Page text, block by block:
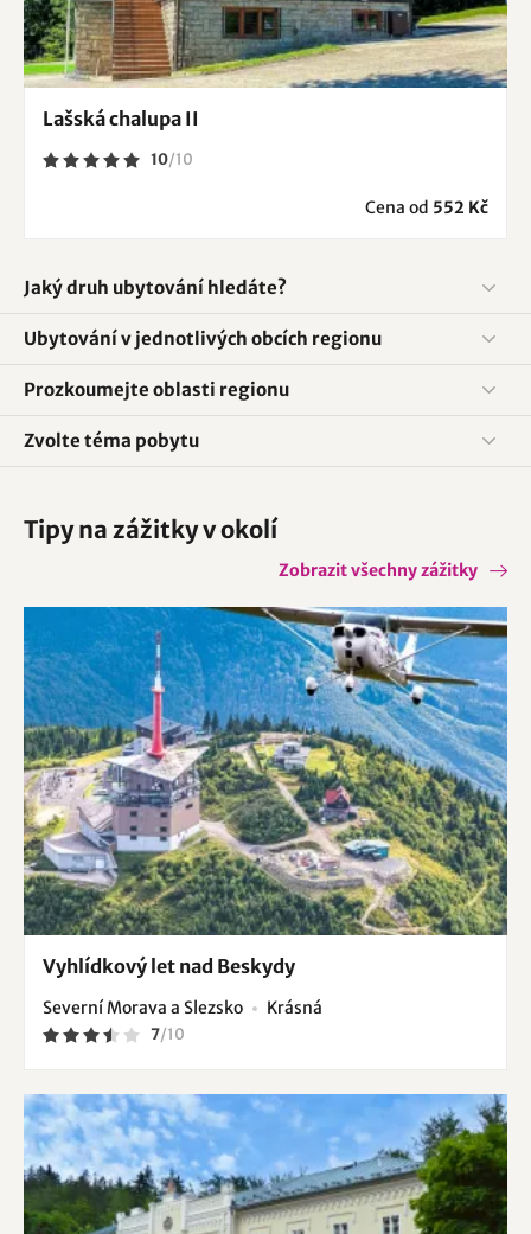
Lašská chalupa II
10/10
Cena od 552 Kč
Jaký druh ubytování hledáte?
Ubytování v jednotlivých obcích regionu
Prozkoumejte oblasti regionu
Zvolte téma pobytu
Tipy na zážitky v okolí
Zobrazit všechny zážitky
Vyhlídkový let nad Beskydy
Severní Morava a Slezsko Krásná
7/10